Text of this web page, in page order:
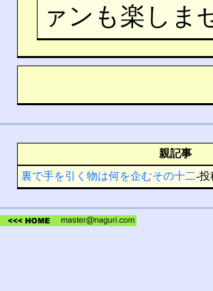
ァンも楽しま
親記事
裏で手を引く物は何を企むその十二-投